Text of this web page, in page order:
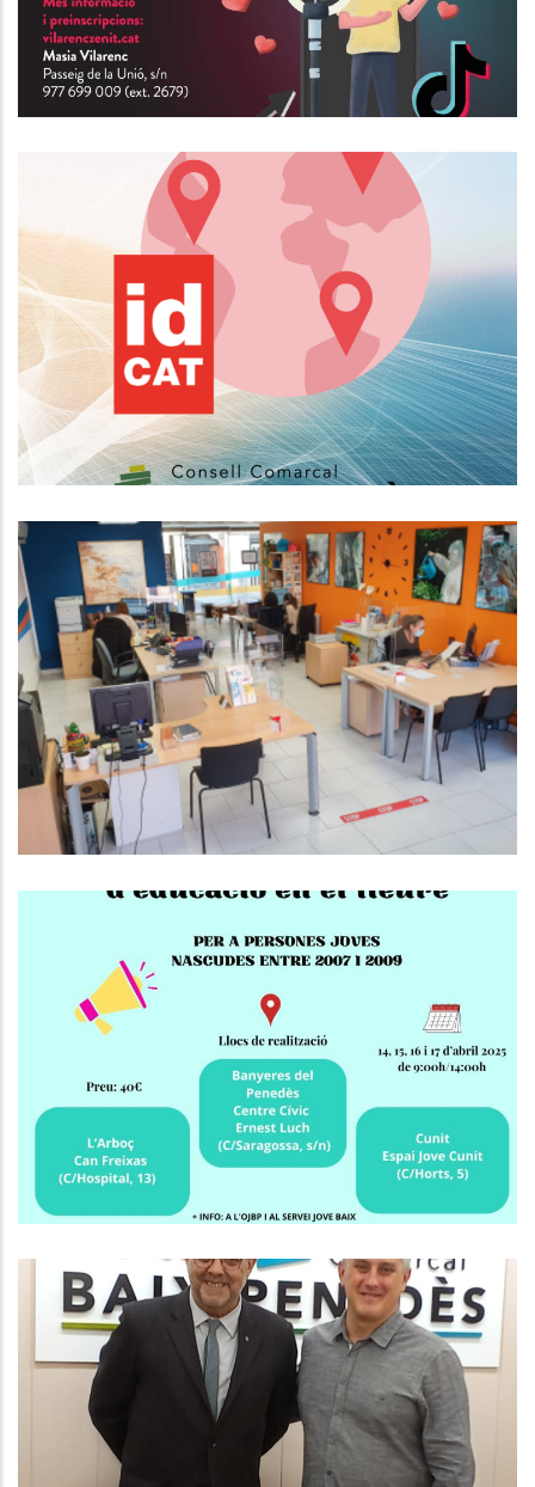
Nou Horari Del Servei D'expedició
De Certificats Electrònics IdCAT
EL CONSELL COMARCAL DEL BAIX
PENEDÈS DÓNA SERVEI ALS
MUNICIPIS EN L’ÀMBIT DE
L’HABITATGE I EL CONSUM
Altres
Curs De Premonitors/es
D'Educació En El Lleure!
Joventut
El President Del Consell Comarcal
Del Baix Penedès Es Reuneix Amb
El Delegat Del Govern
Altres